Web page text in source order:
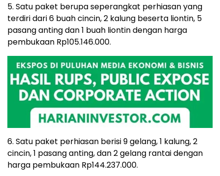
5. Satu paket berupa seperangkat perhiasan yang
terdiri dari 6 buah cincin, 2 kalung beserta liontin, 5
pasang anting dan 1 buah liontin dengan harga
pembukaan Rp105.146.000.
6. Satu paket perhiasan berisi 9 gelang, 1 kalung, 2
cincin, 1 pasang anting, dan 2 gelang rantai dengan
harga pembukaan Rp144.237.000.